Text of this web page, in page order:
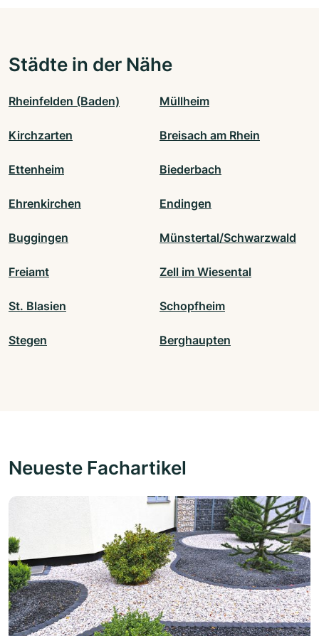
Städte in der Nähe
Rheinfelden (Baden) Müllheim
Kirchzarten Breisach am Rhein
Ettenheim Biederbach
Ehrenkirchen Endingen
Buggingen Münstertal/Schwarzwald
Freiamt Zell im Wiesental
St. Blasien Schopfheim
Stegen Berghaupten
Neueste Fachartikel